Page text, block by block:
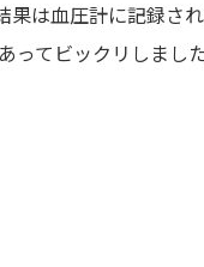
は血圧計に記録さ
ってビックリしまし